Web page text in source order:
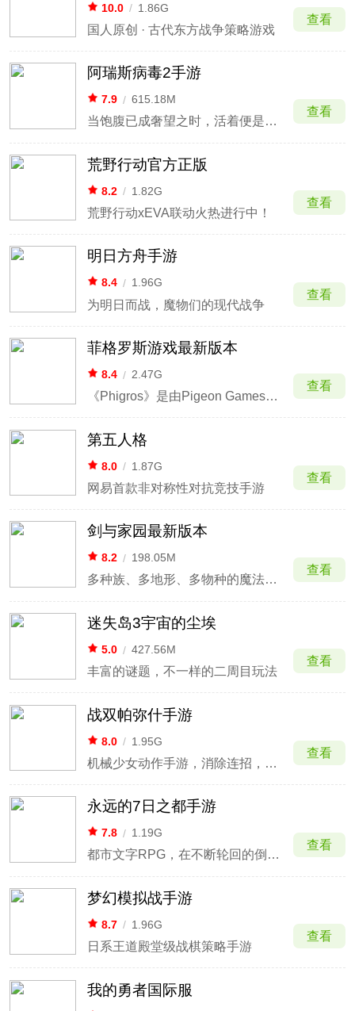
10.0 / 1.86G
国人原创 · 古代东方战争策略游戏
查看
阿瑞斯病毒2手游
7.9 / 615.18M
当饱腹已成奢望之时，活着便是最大的恩赐
查看
荒野行动官方正版
8.2 / 1.82G
荒野行动xEVA联动火热进行中！
查看
明日方舟手游
8.4 / 1.96G
为明日而战，魔物们的现代战争
查看
菲格罗斯游戏最新版本
8.4 / 2.47G
《Phigros》是由Pigeon Games（鸽游）开发的节奏类游戏。
查看
第五人格
8.0 / 1.87G
网易首款非对称性对抗竞技手游
查看
剑与家园最新版本
8.2 / 198.05M
多种族、多地形、多物种的魔法大陆
查看
迷失岛3宇宙的尘埃
5.0 / 427.56M
丰富的谜题，不一样的二周目玩法
查看
战双帕弥什手游
8.0 / 1.95G
机械少女动作手游，消除连招，挑战极限
查看
永远的7日之都手游
7.8 / 1.19G
都市文字RPG，在不断轮回的倒计时中抉择。
查看
梦幻模拟战手游
8.7 / 1.96G
日系王道殿堂级战棋策略手游
查看
我的勇者国际服